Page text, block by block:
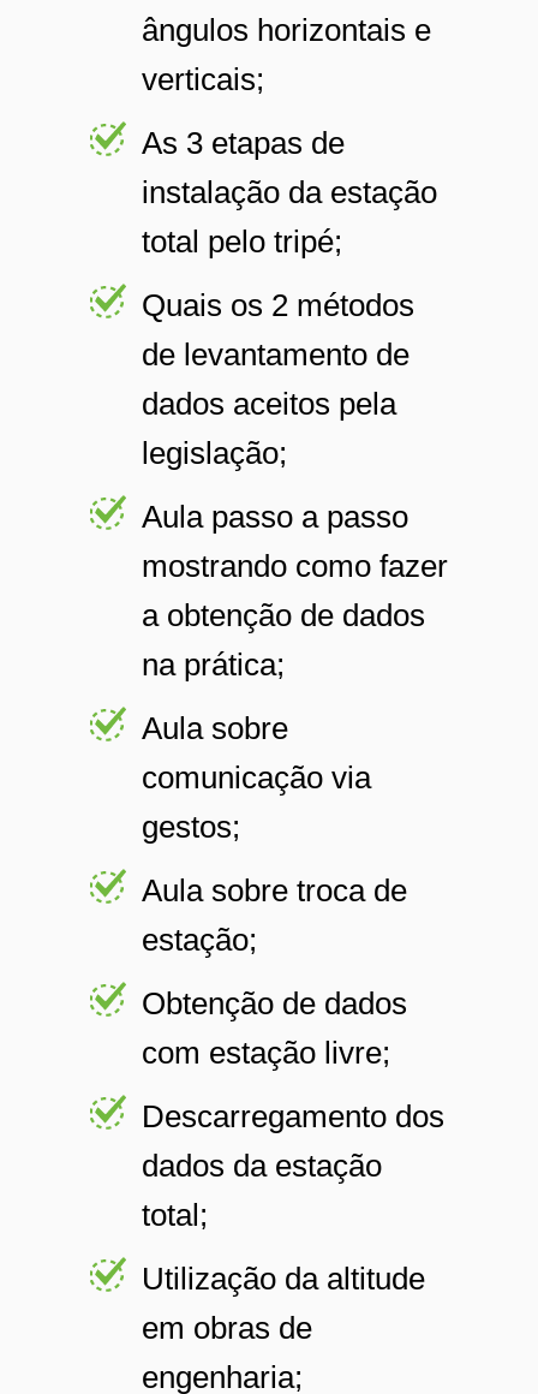
ângulos horizontais e
verticais;
As 3 etapas de
instalação da estação
total pelo tripé;
Quais os 2 métodos
de levantamento de
dados aceitos pela
legislação;
Aula passo a passo
mostrando como fazer
a obtenção de dados
na prática;
Aula sobre
comunicação via
gestos;
Aula sobre troca de
estação;
Obtenção de dados
com estação livre;
Descarregamento dos
dados da estação
total;
Utilização da altitude
em obras de
engenharia;